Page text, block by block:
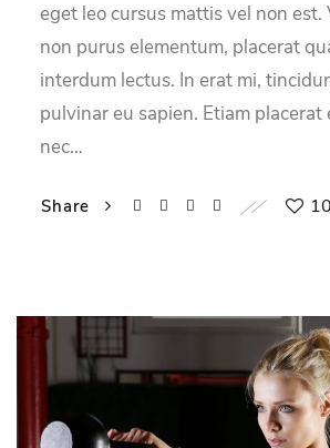
eget leo cursus mattis vel non
non purus elementum, placerat
interdum lectus. In erat mi,
pulvinar eu sapien. Etiam
nec…
Share